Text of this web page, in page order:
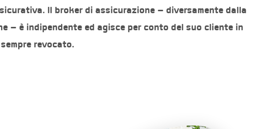
Il broker di assicurazione – diversamente dalla
– è indipendente ed agisce per conto del suo cliente in
revocato.